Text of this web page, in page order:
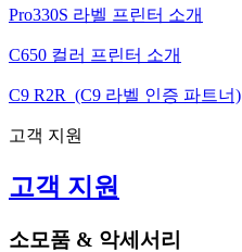
Pro330S 라벨 프린터 소개
C650 컬러 프린터 소개
C9 R2R (C9 라벨 인증 파트너)
고객 지원
고객 지원
소모품 & 악세서리